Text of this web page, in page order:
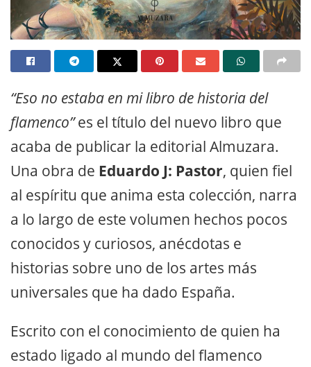
“Eso no estaba en mi libro de historia del
flamenco”es el título del nuevo libro que
acaba de publicar la editorial Almuzara.
Una obra de Eduardo J: Pastor, quien fiel
al espíritu que anima esta colección, narra
a lo largo de este volumen hechos pocos
conocidos y curiosos, anécdotas e
historias sobre uno de los artes más
universales que ha dado España.
Escrito con el conocimiento de quien ha
estado ligado al mundo del flamenco